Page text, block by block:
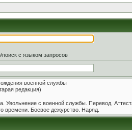
с языком запросов